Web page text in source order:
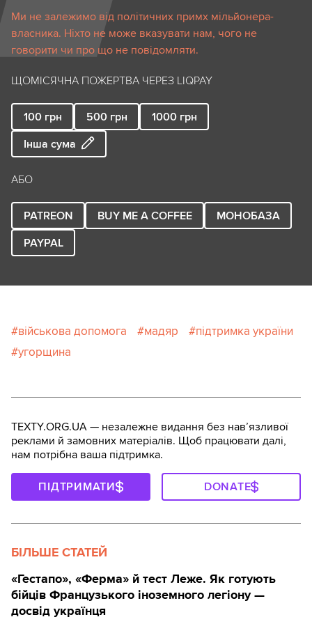
Ми не залежимо від політичних примх мільйонера-
власника. Ніхто не може вказувати нам, чого не
говорити чи про що не повідомляти.
ЩОМІСЯЧНА ПОЖЕРТВА ЧЕРЕЗ LIQPAY
100 грн 500 грн 1000 грн
Інша сума
АБО
PATREON BUY ME A COFFEE
МОНОБАЗА
PAYPAL
військова допомога мадяр
підтримка україни
угорщина
TEXTY.ORG.UA — незалежне видання без навʼязливої
реклами й замовних матеріалів. Щоб працювати далі,
нам потрібна ваша підтримка.
ПІДТРИМАТИ DONATE
БІЛЬШЕ СТАТЕЙ
«Гестапо», «Ферма» й тест Леже. Як готують
бійців Французького іноземного легіону —
досвід українця